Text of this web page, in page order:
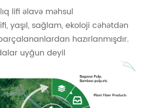
lifi əlavə məhsul
yaşıl, sağlam, ekoloji cəhətdən
hazırlanmışdır.
uyğun deyil